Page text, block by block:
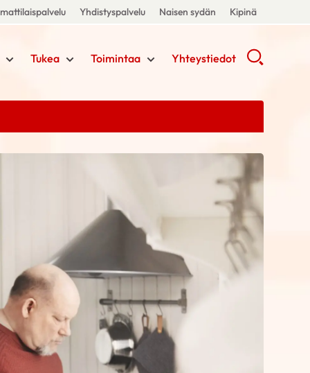
Yhdistyspalvelu Naisen sydän Kipinä
Tukea Toimintaa Yhteystiedot